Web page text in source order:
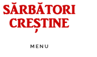
MENU